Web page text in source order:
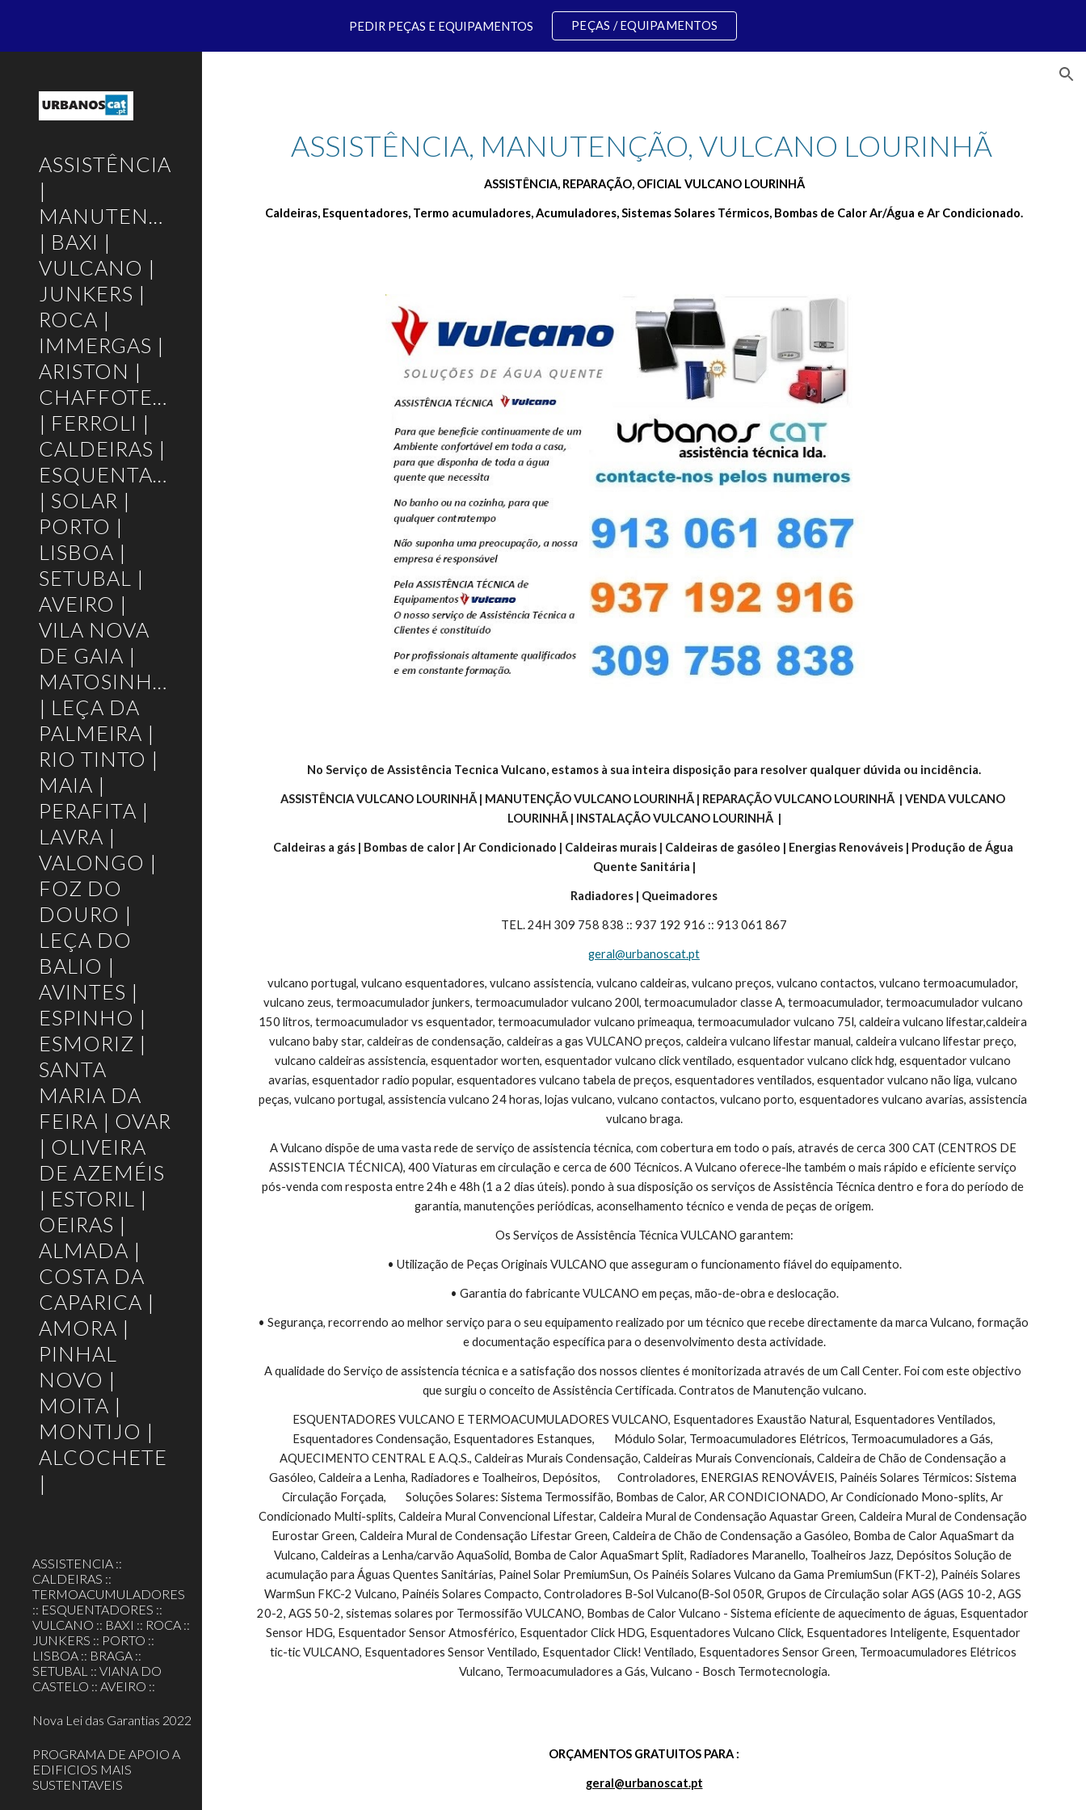
Skip to main content Skip to navigation
PEDIR PEÇAS E EQUIPAMENTOS PEÇAS / EQUIPAMENTOS
ASSISTÊNCIA
|
MANUTENÇÃO
| BAXI |
VULCANO |
JUNKERS |
ROCA |
IMMERGAS |
ARISTON |
CHAFFOTEAUX
| FERROLI |
CALDEIRAS |
ESQUENTADORES
| SOLAR |
PORTO |
LISBOA |
SETUBAL |
AVEIRO |
VILA NOVA
DE GAIA |
MATOSINHOS
| LEÇA DA
PALMEIRA |
RIO TINTO |
MAIA |
PERAFITA |
LAVRA |
VALONGO |
FOZ DO
DOURO |
LEÇA DO
BALIO |
AVINTES |
ESPINHO |
ESMORIZ |
SANTA
MARIA DA
FEIRA | OVAR
| OLIVEIRA
DE AZEMÉIS
| ESTORIL |
OEIRAS |
ALMADA |
COSTA DA
CAPARICA |
AMORA |
PINHAL
NOVO |
MOITA |
MONTIJO |
ALCOCHETE
|
ASSISTENCIA ::
CALDEIRAS ::
TERMOACUMULADORES
:: ESQUENTADORES ::
VULCANO :: BAXI :: ROCA ::
JUNKERS :: PORTO ::
LISBOA :: BRAGA ::
SETUBAL :: VIANA DO
CASTELO :: AVEIRO ::
Nova Lei das Garantias 2022
PROGRAMA DE APOIO A
EDIFICIOS MAIS
SUSTENTAVEIS
ASSISTÊNCIA, MANUTENÇÃO, VULCANO LOURINHÃ
ASSISTÊNCIA, REPARAÇÃO, OFICIAL VULCANO LOURINHÃ
Caldeiras, Esquentadores, Termo acumuladores, Acumuladores, Sistemas Solares Térmicos, Bombas de Calor Ar/Água e Ar Condicionado.
No Serviço de Assistência Tecnica Vulcano, estamos à sua inteira disposição para resolver qualquer dúvida ou incidência.
ASSISTÊNCIA VULCANO LOURINHÃ | MANUTENÇÃO VULCANO LOURINHÃ | REPARAÇÃO VULCANO LOURINHÃ  | VENDA VULCANO
LOURINHÃ | INSTALAÇÃO VULCANO LOURINHÃ  |
Caldeiras a gás | Bombas de calor | Ar Condicionado | Caldeiras murais | Caldeiras de gasóleo | Energias Renováveis | Produção de Água
Quente Sanitária |
Radiadores | Queimadores
TEL. 24H 309 758 838 :: 937 192 916 :: 913 061 867
geral@urbanoscat.pt
vulcano portugal, vulcano esquentadores, vulcano assistencia, vulcano caldeiras, vulcano preços, vulcano contactos, vulcano termoacumulador,
vulcano zeus, termoacumulador junkers, termoacumulador vulcano 200l, termoacumulador classe A, termoacumulador, termoacumulador vulcano
150 litros, termoacumulador vs esquentador, termoacumulador vulcano primeaqua, termoacumulador vulcano 75l, caldeira vulcano lifestar,caldeira
vulcano baby star, caldeiras de condensação, caldeiras a gas VULCANO preços, caldeira vulcano lifestar manual, caldeira vulcano lifestar preço,
vulcano caldeiras assistencia, esquentador worten, esquentador vulcano click ventilado, esquentador vulcano click hdg, esquentador vulcano
avarias, esquentador radio popular, esquentadores vulcano tabela de preços, esquentadores ventilados, esquentador vulcano não liga, vulcano
peças, vulcano portugal, assistencia vulcano 24 horas, lojas vulcano, vulcano contactos, vulcano porto, esquentadores vulcano avarias, assistencia
vulcano braga.
A Vulcano dispõe de uma vasta rede de serviço de assistencia técnica, com cobertura em todo o país, através de cerca 300 CAT (CENTROS DE
ASSISTENCIA TÉCNICA), 400 Viaturas em circulação e cerca de 600 Técnicos. A Vulcano oferece-lhe também o mais rápido e eficiente serviço
pós-venda com resposta entre 24h e 48h (1 a 2 dias úteis). pondo à sua disposição os serviços de Assistência Técnica dentro e fora do período de
garantia, manutenções periódicas, aconselhamento técnico e venda de peças de origem.
Os Serviços de Assistência Técnica VULCANO garantem:
• Utilização de Peças Originais VULCANO que asseguram o funcionamento fiável do equipamento.
• Garantia do fabricante VULCANO em peças, mão-de-obra e deslocação.
• Segurança, recorrendo ao melhor serviço para o seu equipamento realizado por um técnico que recebe directamente da marca Vulcano, formação
e documentação específica para o desenvolvimento desta actividade.
A qualidade do Serviço de assistencia técnica e a satisfação dos nossos clientes é monitorizada através de um Call Center. Foi com este objectivo
que surgiu o conceito de Assistência Certificada. Contratos de Manutenção vulcano.
Esquentadores Condensação, Esquentadores Estanques,        Módulo Solar, Termoacumuladores Elétricos, Termoacumuladores a Gás,
AQUECIMENTO CENTRAL E A.Q.S., Caldeiras Murais Condensação, Caldeiras Murais Convencionais, Caldeira de Chão de Condensação a
Gasóleo, Caldeira a Lenha, Radiadores e Toalheiros, Depósitos,       Controladores, ENERGIAS RENOVÁVEIS, Painéis Solares Térmicos: Sistema
Circulação Forçada,        Soluções Solares: Sistema Termossifão, Bombas de Calor, AR CONDICIONADO, Ar Condicionado Mono-splits, Ar
Condicionado Multi-splits, Caldeira Mural Convencional Lifestar, Caldeira Mural de Condensação Aquastar Green, Caldeira Mural de Condensação
Eurostar Green, Caldeira Mural de Condensação Lifestar Green, Caldeira de Chão de Condensação a Gasóleo, Bomba de Calor AquaSmart da
Vulcano, Caldeiras a Lenha/carvão AquaSolid, Bomba de Calor AquaSmart Split, Radiadores Maranello, Toalheiros Jazz, Depósitos Solução de
acumulação para Águas Quentes Sanitárias, Painel Solar PremiumSun, Os Painéis Solares Vulcano da Gama PremiumSun (FKT-2), Painéis Solares
WarmSun FKC-2 Vulcano, Painéis Solares Compacto, Controladores B-Sol Vulcano(B-Sol 050R, Grupos de Circulação solar AGS (AGS 10-2, AGS
20-2, AGS 50-2, sistemas solares por Termossifão VULCANO, Bombas de Calor Vulcano - Sistema eficiente de aquecimento de águas, Esquentador
Sensor HDG, Esquentador Sensor Atmosférico, Esquentador Click HDG, Esquentadores Vulcano Click, Esquentadores Inteligente, Esquentador
tic-tic VULCANO, Esquentadores Sensor Ventilado, Esquentador Click! Ventilado, Esquentadores Sensor Green, Termoacumuladores Elétricos
Vulcano, Termoacumuladores a Gás, Vulcano - Bosch Termotecnologia.
ORÇAMENTOS GRATUITOS PARA :
geral@urbanoscat.pt